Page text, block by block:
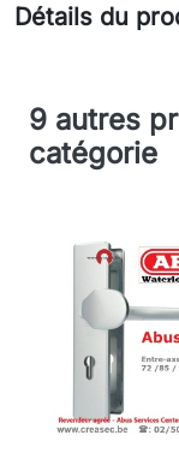
Détails du
9 autres
catégorie